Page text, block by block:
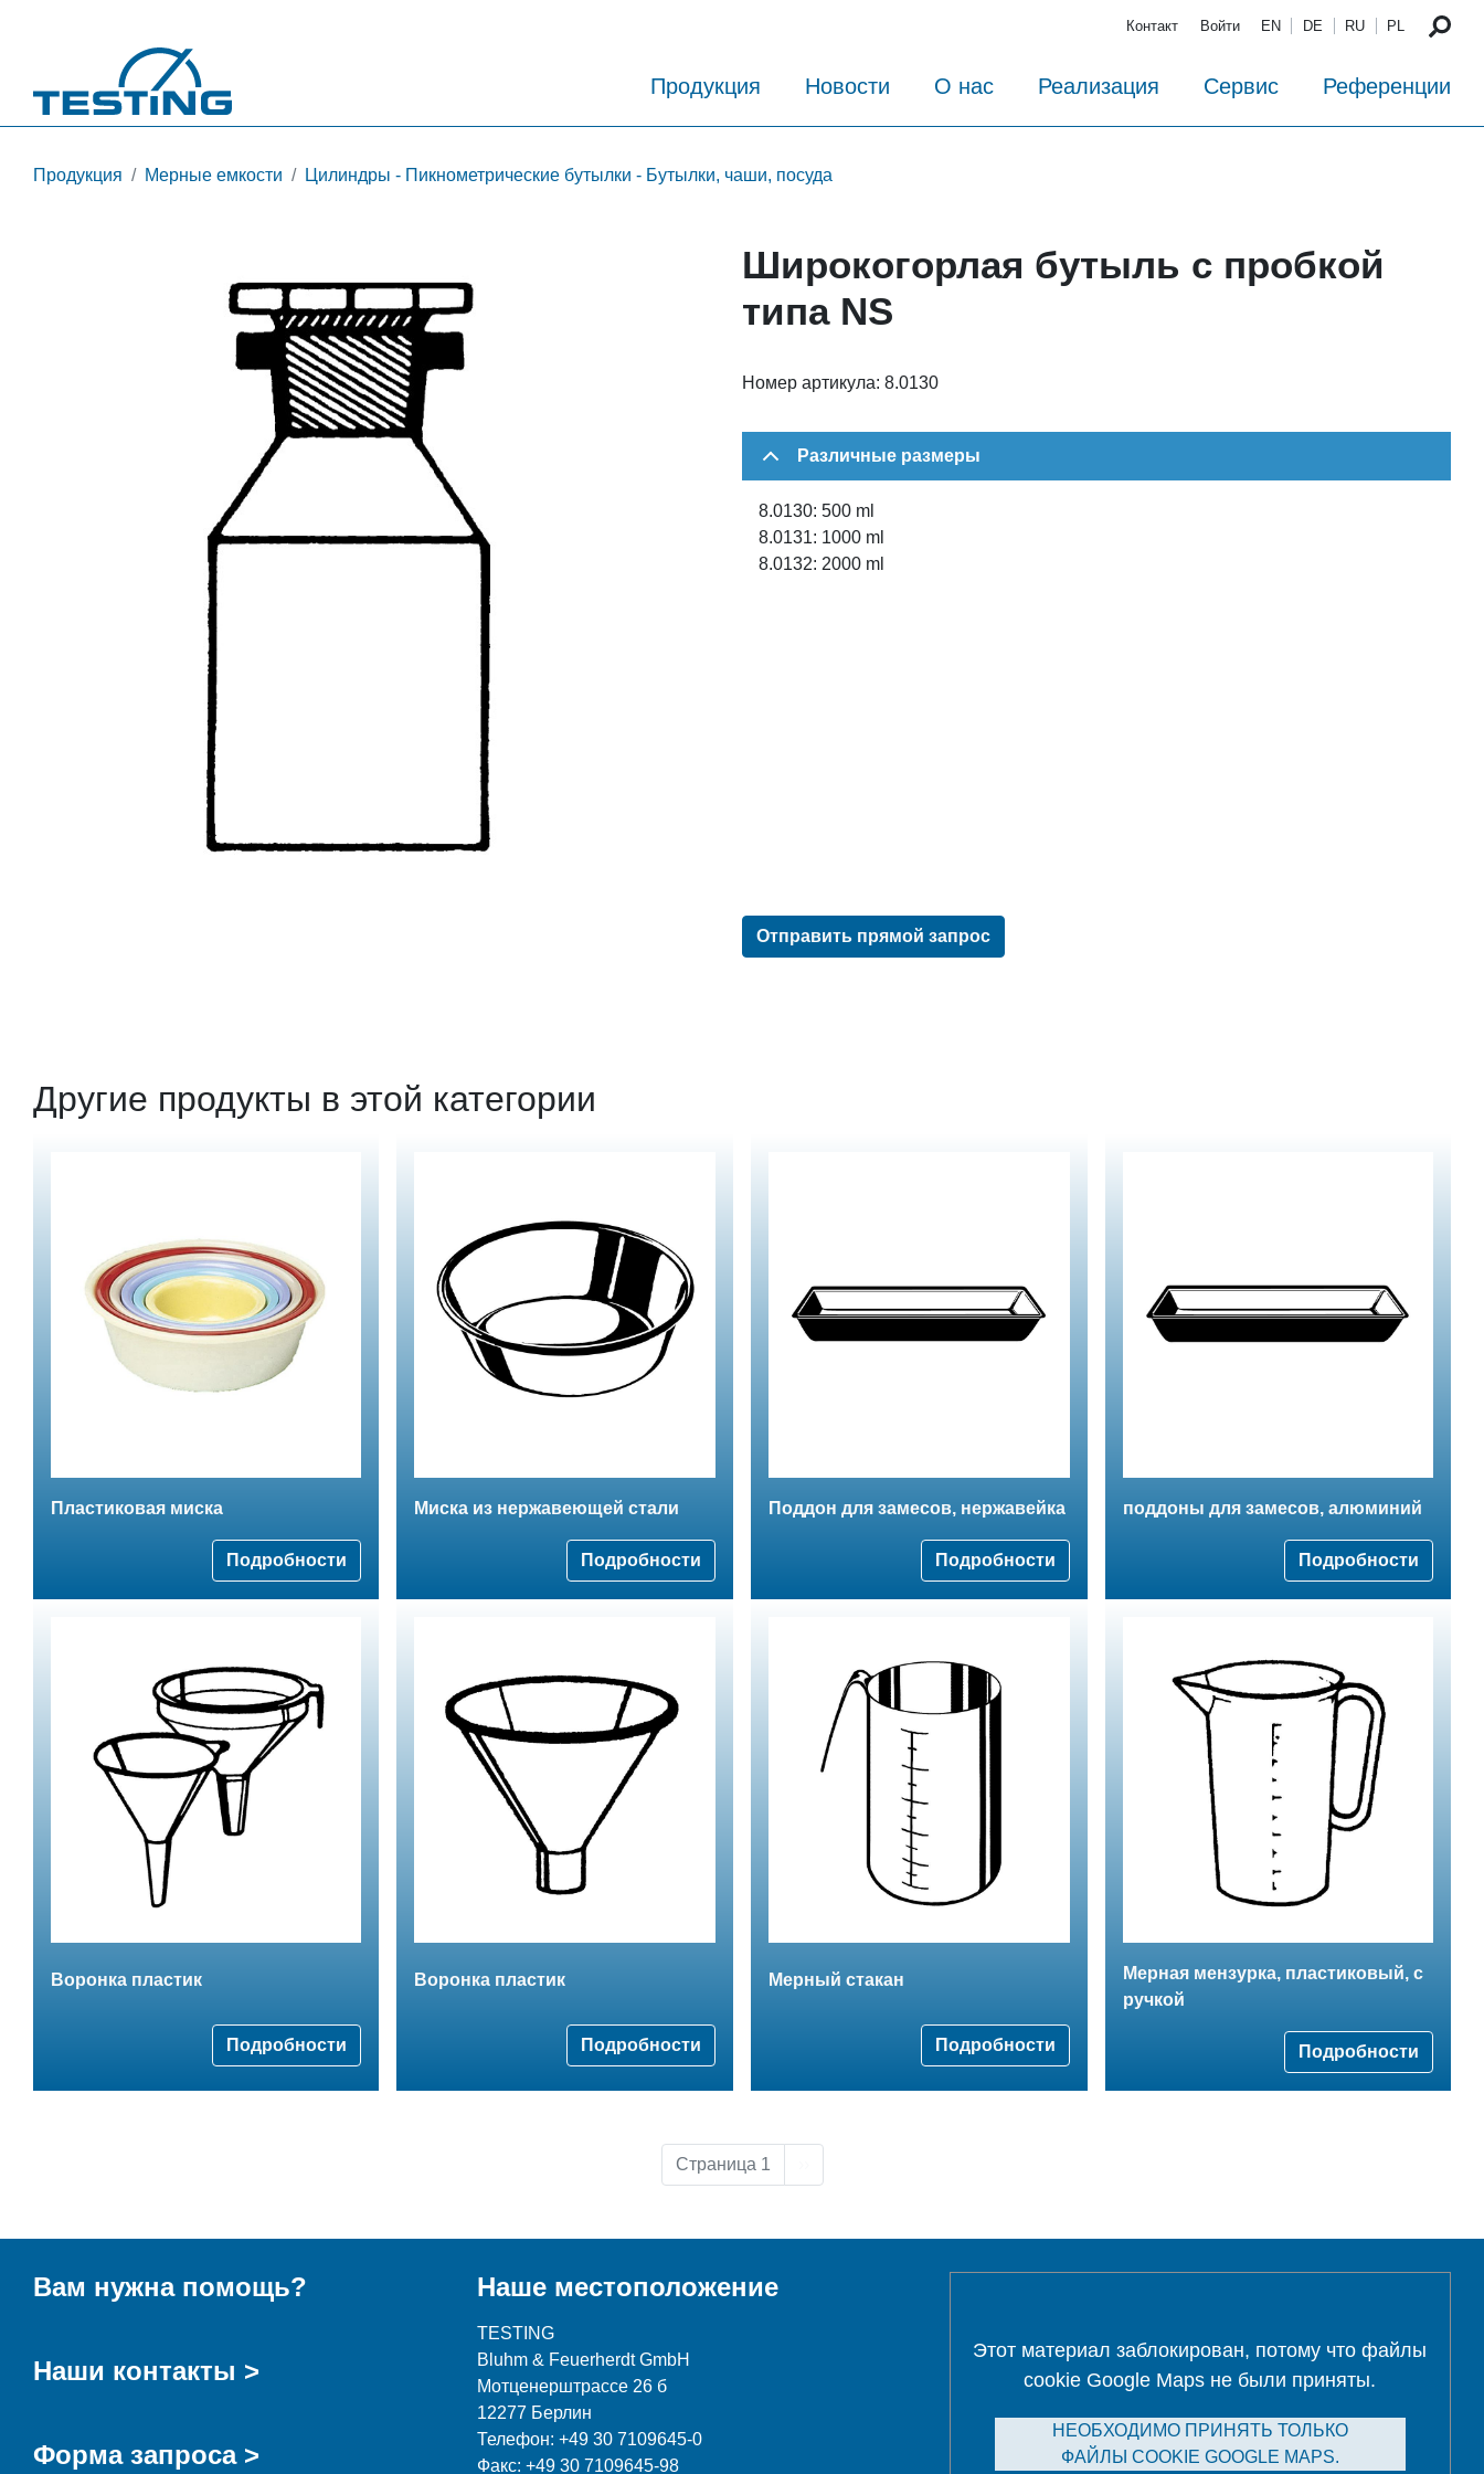
Контакт Войти EN DE RU PL
Продукция Новости О нас Реализация Сервис Референции
Продукция Мерные емкости Цилиндры - Пикнометрические бутылки - Бутылки, чаши, посуда
Широкогорлая бутыль с пробкой
типа NS
Номер артикула: 8.0130
Различные размеры
8.0130: 500 ml
8.0131: 1000 ml
8.0132: 2000 ml
Отправить прямой запрос
Другие продукты в этой категории
Пластиковая миска
Подробности
Миска из нержавеющей стали
Подробности
Поддон для замесов, нержавейка
Подробности
поддоны для замесов, алюминий
Подробности
Воронка пластик
Подробности
Воронка пластик
Подробности
Мерный стакан
Подробности
Мерная мензурка, пластиковый, с
ручкой
Подробности
Страница 1
Вам нужна помощь?
Наши контакты >
Форма запроса >
Наше местоположение
TESTING
Bluhm & Feuerherdt GmbH
Мотценерштрассе 26 б
12277 Берлин
Телефон: +49 30 7109645-0
Факс: +49 30 7109645-98
Этот материал заблокирован, потому что файлы
cookie Google Maps не были приняты.
НЕОБХОДИМО ПРИНЯТЬ ТОЛЬКО
ФАЙЛЫ COOKIE GOOGLE MAPS.